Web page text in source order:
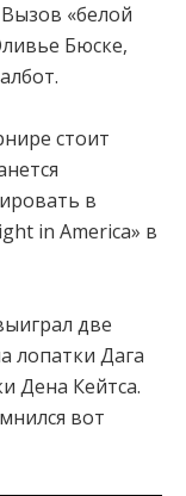
«белой
Бюске,
стоит
в
in America» в
две
лопатки Дага
Дена Кейтса.
вот